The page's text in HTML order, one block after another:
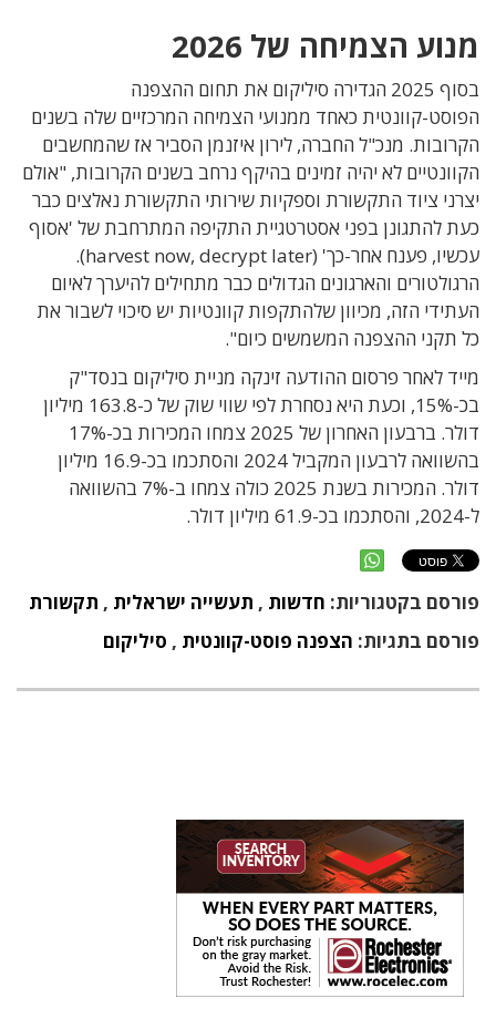
מנוע הצמיחה של 2026
בסוף 2025 הגדירה סיליקום את תחום ההצפנה
הפוסט-קוונטית כאחד ממנועי הצמיחה המרכזיים שלה בשנים
הקרובות. מנכ"ל החברה, לירון איזנמן הסביר אז שהמחשבים
הקוונטיים לא יהיה זמינים בהיקף נרחב בשנים הקרובות, "אולם
יצרני ציוד התקשורת וספקיות שירותי התקשורת נאלצים כבר
כעת להתגונן בפני אסטרטגיית התקיפה המתרחבת של 'אסוף
עכשיו, פענח אחר-כך' (harvest now, decrypt later).
הרגולטורים והארגונים הגדולים כבר מתחילים להיערך לאיום
העתידי הזה, מכיוון שלהתקפות קוונטיות יש סיכוי לשבור את
כל תקני ההצפנה המשמשים כיום".
מייד לאחר פרסום ההודעה זינקה מניית סיליקום בנסד"ק
בכ-15%, וכעת היא נסחרת לפי שווי שוק של כ-163.8 מיליון
דולר. ברבעון האחרון של 2025 צמחו המכירות בכ-17%
בהשוואה לרבעון המקביל 2024 והסתכמו בכ-16.9 מיליון
דולר. המכירות בשנת 2025 כולה צמחו ב-7% בהשוואה
ל-2024, והסתכמו בכ-61.9 מיליון דולר.
פורסם בקטגוריות: חדשות , תעשייה ישראלית , תקשורת
פורסם בתגיות: הצפנה פוסט-קוונטית , סיליקום